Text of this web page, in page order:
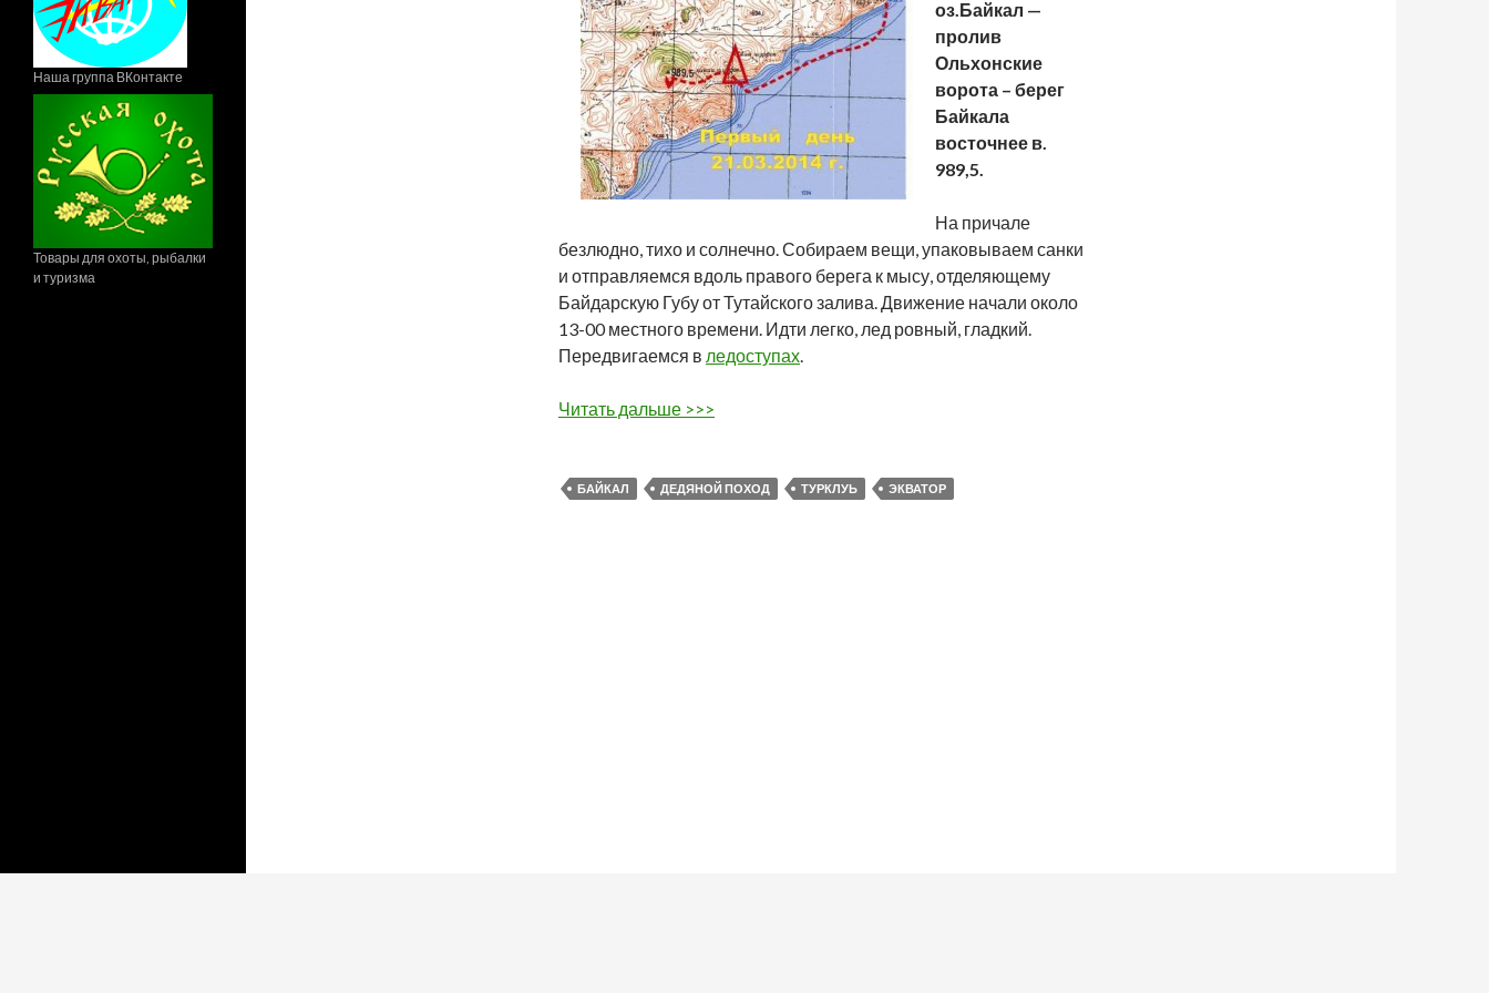
оз.Байкал —
пролив
Ольхонские
ворота – берег
Байкала
восточнее в.
989,5.
На причале
безлюдно, тихо и солнечно. Собираем вещи, упаковываем санки
и отправляемся вдоль правого берега к мысу, отделяющему
Байдарскую Губу от Тутайского залива. Движение начали около
13-00 местного времени. Идти легко, лед ровный, гладкий.
Передвигаемся в ледоступах.
Читать дальше >>>
БАЙКАЛ ДЕДЯНОЙ ПОХОД ТУРКЛУЬ ЭКВАТОР
Наша группа ВКонтакте
Товары для охоты, рыбалки
и туризма